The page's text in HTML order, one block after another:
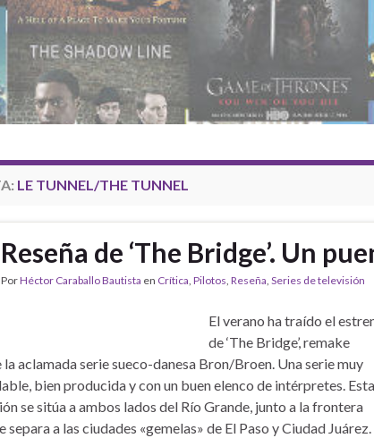
LE TUNNEL/THE TUNNEL
Reseña de ‘The Bridge’. Un
PorHéctor Caraballo Bautista en Crítica, Pilotos, Reseña, Series de televisión
El verano ha traído el
de ‘The Bridge’, remake
la aclamada serie sueco-danesa Bron/Broen. Una serie muy
bien producida y con un buen elenco de intérpretes. Esta
se sitúa a ambos lados del Río Grande, junto a la frontera
separa a las ciudades «gemelas» de El Paso y Ciudad Juárez.